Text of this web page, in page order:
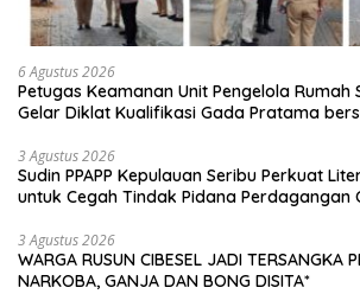
6 Agustus 2026
Petugas Keamanan Unit Pengelola Rumah
Gelar Diklat Kualifikasi Gada Pratama
Jaya*
3 Agustus 2026
Sudin PPAPP Kepulauan Seribu Perkuat
untuk Cegah Tindak Pidana Perdagangan
3 Agustus 2026
WARGA RUSUN CIBESEL JADI TERSANGKA
NARKOBA, GANJA DAN BONG DISITA*